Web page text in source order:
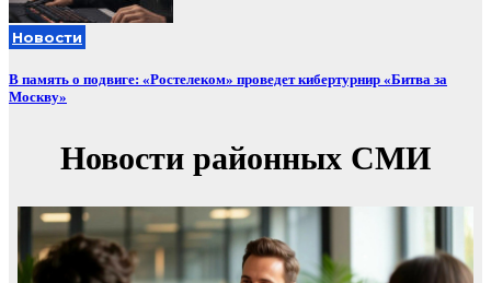
Новости
В память о подвиге: «Ростелеком» проведет кибертурнир «Битва за
Москву»